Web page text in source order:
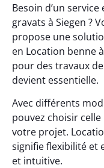
Besoin d’un
gravats à Siegen ?
propose une
en Location benne
pour des travaux
devient essentielle.
Avec différents
pouvez choisir
votre projet.
signifie flexibilité et
et intuitive.